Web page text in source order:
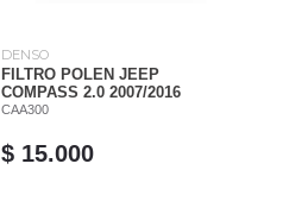
DENSO
FILTRO POLEN JEEP
COMPASS 2.0 2007/2016
CAA300
$ 15.000